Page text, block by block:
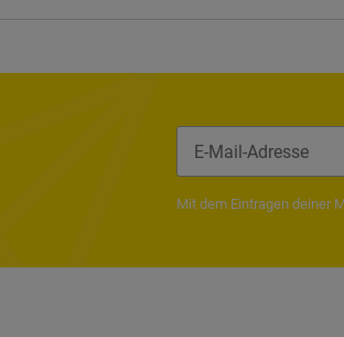
Mit dem Eintragen deiner